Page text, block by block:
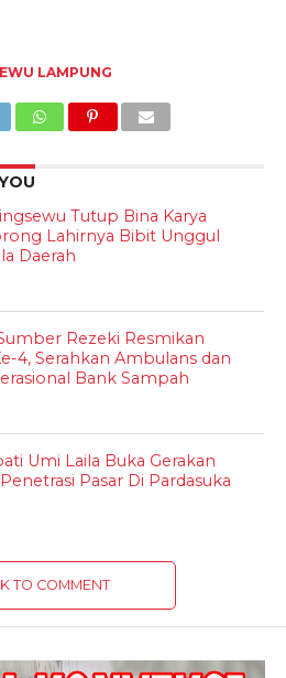
LAMPUNG
Tutup Bina Karya
Lahirnya Bibit Unggul
Daerah
Rezeki Resmikan
4, Serahkan Ambulans dan
Bank Sampah
Umi Laila Buka Gerakan
Pasar Di Pardasuka
TO COMMENT